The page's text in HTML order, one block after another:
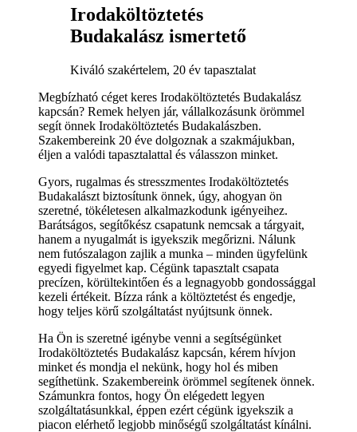
Irodaköltöztetés
Budakalász ismertető
Kiváló szakértelem, 20 év tapasztalat
Megbízható céget keres Irodaköltöztetés Budakalász
kapcsán? Remek helyen jár, vállalkozásunk örömmel
segít önnek Irodaköltöztetés Budakalászben.
Szakembereink 20 éve dolgoznak a szakmájukban,
éljen a valódi tapasztalattal és válasszon minket.
Gyors, rugalmas és stresszmentes Irodaköltöztetés
Budakalászt biztosítunk önnek, úgy, ahogyan ön
szeretné, tökéletesen alkalmazkodunk igényeihez.
Barátságos, segítőkész csapatunk nemcsak a tárgyait,
hanem a nyugalmát is igyekszik megőrizni. Nálunk
nem futószalagon zajlik a munka – minden ügyfelünk
egyedi figyelmet kap. Cégünk tapasztalt csapata
precízen, körültekintően és a legnagyobb gondossággal
kezeli értékeit. Bízza ránk a költöztetést és engedje,
hogy teljes körű szolgáltatást nyújtsunk önnek.
Ha Ön is szeretné igénybe venni a segítségünket
Irodaköltöztetés Budakalász kapcsán, kérem hívjon
minket és mondja el nekünk, hogy hol és miben
segíthetünk. Szakembereink örömmel segítenek önnek.
Számunkra fontos, hogy Ön elégedett legyen
szolgáltatásunkkal, éppen ezért cégünk igyekszik a
piacon elérhető legjobb minőségű szolgáltatást kínálni.